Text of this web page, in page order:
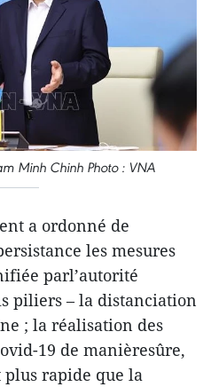
Minh Chinh Photo : VNA
a ordonné de
les mesures
parl’autorité
piliers – la distanciation
; la réalisation des
19 de manièresûre,
rapide que la